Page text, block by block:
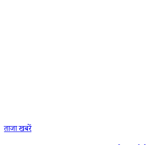
ताजा खबरें